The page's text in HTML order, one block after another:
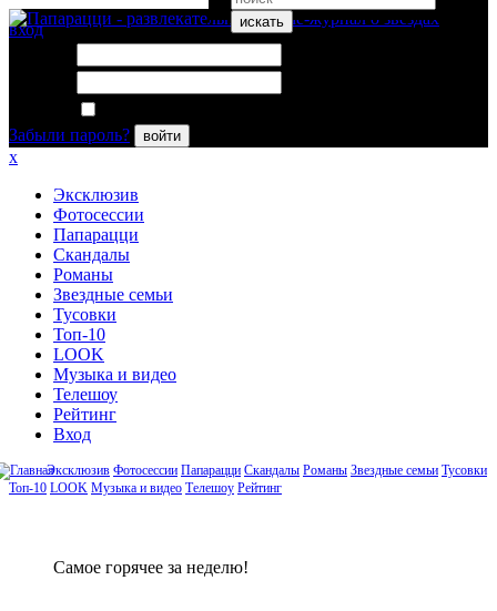
искать
вход
Забыли пароль?
войти
x
Эксклюзив
Фотосессии
Папарацци
Скандалы
Романы
Звездные семьи
Тусовки
Топ-10
LOOK
Музыка и видео
Телешоу
Рейтинг
Вход
Эксклюзив Фотосессии Папарацци Скандалы Романы Звездные семьи Тусовки
Топ-10 LOOK Музыка и видео Телешоу Рейтинг
Сaмое гoрячее за неделю!